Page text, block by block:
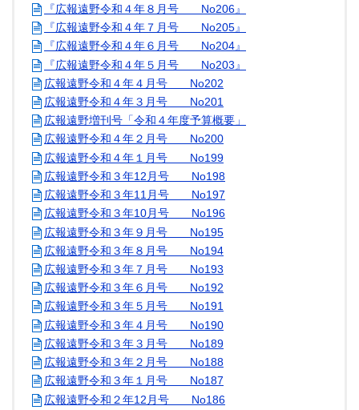
『広報遠野令和４年８月号 No206』
『広報遠野令和４年７月号 No205』
『広報遠野令和４年６月号 No204』
『広報遠野令和４年５月号 No203』
広報遠野令和４年４月号 No202
広報遠野令和４年３月号 No201
広報遠野増刊号「令和４年度予算概要」
広報遠野令和４年２月号 No200
広報遠野令和４年１月号 No199
広報遠野令和３年12月号 No198
広報遠野令和３年11月号 No197
広報遠野令和３年10月号 No196
広報遠野令和３年９月号 No195
広報遠野令和３年８月号 No194
広報遠野令和３年７月号 No193
広報遠野令和３年６月号 No192
広報遠野令和３年５月号 No191
広報遠野令和３年４月号 No190
広報遠野令和３年３月号 No189
広報遠野令和３年２月号 No188
広報遠野令和３年１月号 No187
広報遠野令和２年12月号 No186